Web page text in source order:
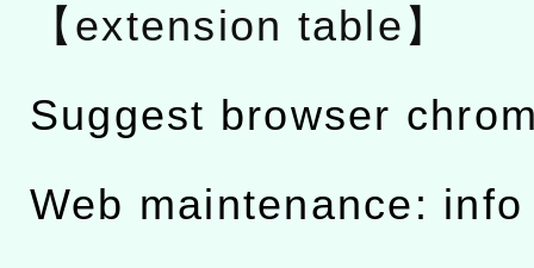
【extension table】
Suggest browser
Web maintenance: